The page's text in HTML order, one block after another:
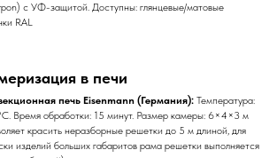
с УФ-защитой. Доступны: глянцевые/матовые
RAL
в печи
печь Eisenmann (Германия): Температура:
Время обработки: 15 минут. Размер камеры: 6×4×3 м
красить неразборные решетки до 5 м длиной, для
изделий больших габаритов рама решетки выполняется